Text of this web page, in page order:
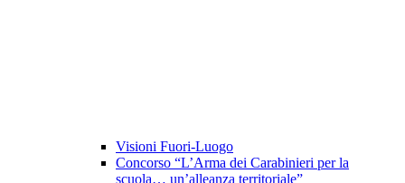
Visioni Fuori-Luogo
Concorso “L’Arma dei Carabinieri per la
scuola… un’alleanza territoriale”